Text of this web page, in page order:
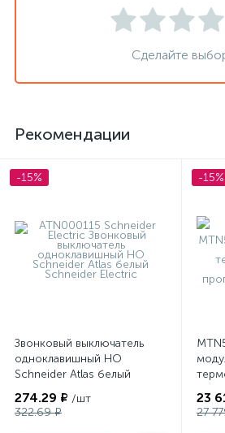
Сделайте
Рекомендации
-15%
Звонковый выключатель
одноклавишный НО
Schneider Atlas белый
274.29 ₽ /шт
322.69 ₽
-15%
23
27